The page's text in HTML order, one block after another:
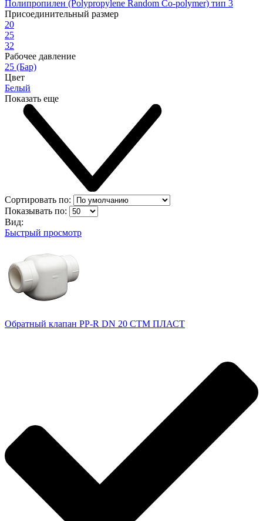
Полипропилен (Polypropylene Random Co-polymer) тип 3
Присоединительный размер
20
25
32
Рабочее давление
25 (Бар)
Цвет
Белый
Показать еще
Сортировать по:
Показывать по:
Вид:
Быстрый просмотр
Обратный клапан PP-R DN 20 СТМ ПЛАСТ